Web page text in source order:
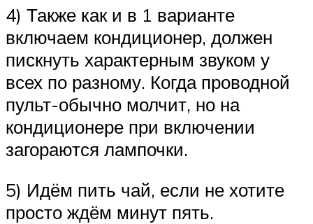
4) Также как и в 1 варианте
включаем кондиционер, должен
пискнуть характерным звуком у
всех по разному. Когда проводной
пульт-обычно молчит, но на
кондиционере при включении
загораются лампочки.
5) Идём пить чай, если не хотите
просто ждём минут пять.